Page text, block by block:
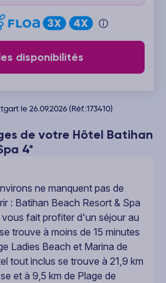
de votre Hôtel Batihan
4*
ne manquent pas de
: Batihan Beach Resort & Spa
fait profiter d'un séjour au
trouve à moins de 15 minutes
Ladies Beach et Marina de
tout inclus se trouve à 21,9 km
et à 9,5 km de Plage de
disponibilités
le 26.09.2026 (Réf.:173410)